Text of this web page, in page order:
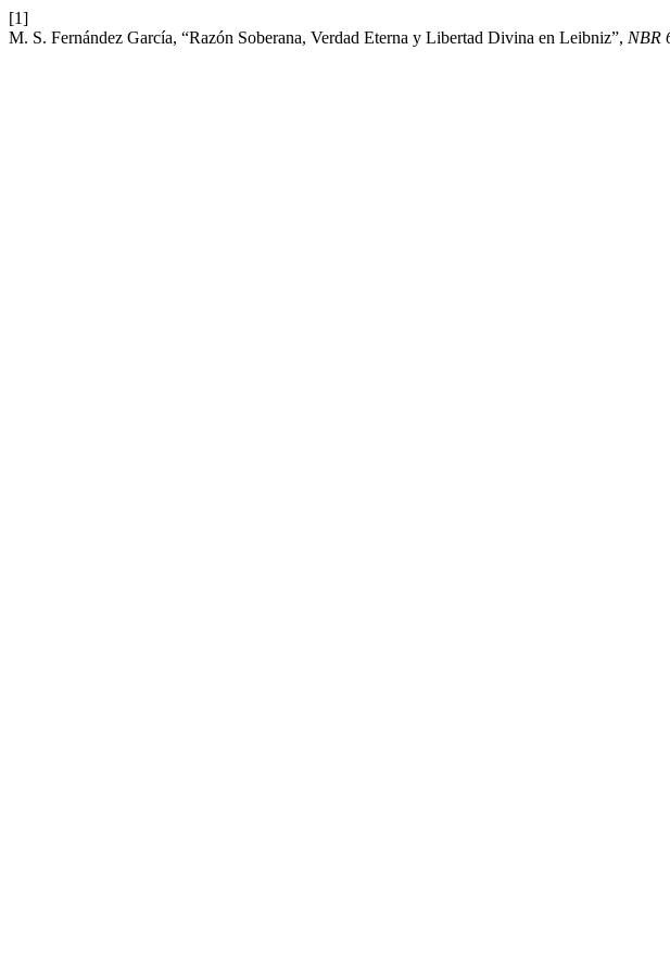
[1]
M. S. Fernández García, “Razón Soberana, Verdad Eterna y Libertad Divina en Leibniz”, NBR